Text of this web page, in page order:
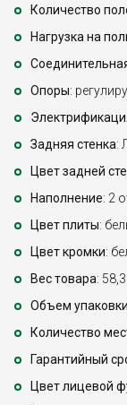
Количество
Нагрузка на
Опоры:
Задняя стенка:
Цвет задней
Наполнение: 2
Цвет плиты:
Цвет кромки:
Вес товара: 58,3
Объем упаковки
Количество
Гарантийный
Цвет лицевой